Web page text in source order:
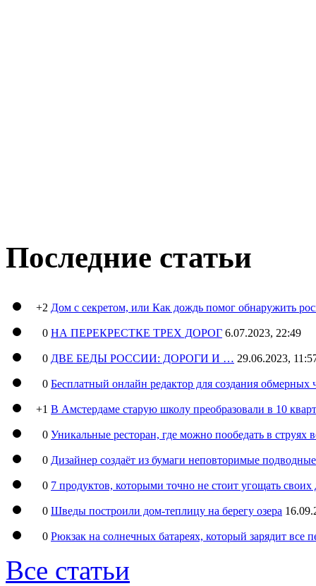
Последние статьи
+2 Дом с секретом, или Как дождь помог обнаружить
0 НА ПЕРЕКРЕСТКЕ ТРЕХ ДОРОГ 6.07.2023, 22:49
0 ДВЕ БЕДЫ РОССИИ: ДОРОГИ И … 29.06.2023,
0 Бесплатный онлайн редактор для создания обмерных
+1 В Амстердаме старую школу преобразовали в 10
0 Уникальные ресторан, где можно пообедать в струях
0 Дизайнер создаёт из бумаги неповторимые
0 7 продуктов, которыми точно не стоит угощать
0 Шведы построили дом-теплицу на берегу озера
0 Рюкзак на солнечных батареях, который зарядит все
Все статьи